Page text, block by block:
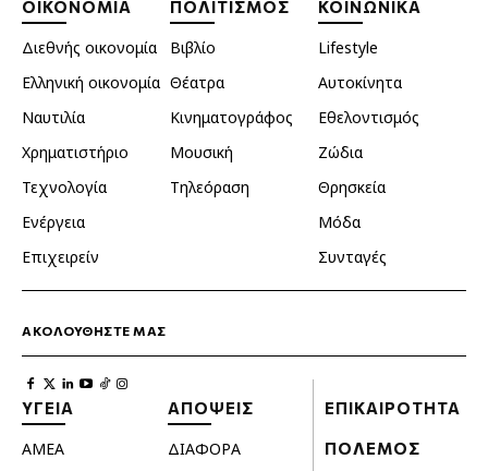
ΟΙΚΟΝΟΜΙΑ
Διεθνής οικονομία
Ελληνική οικονομία
Ναυτιλία
Χρηματιστήριο
Τεχνολογία
Ενέργεια
Επιχειρείν
ΠΟΛΙΤΙΣΜΟΣ
Βιβλίο
Θέατρα
Κινηματογράφος
Μουσική
Τηλεόραση
ΚΟΙΝΩΝΙΚΑ
Lifestyle
Αυτοκίνητα
Εθελοντισμός
Ζώδια
Θρησκεία
Μόδα
Συνταγές
ΑΚΟΛΟΥΘΗΣΤΕ ΜΑΣ
ΥΓΕΙΑ
ΑΜΕΑ
ΑΠΟΨΕΙΣ
ΔΙΑΦΟΡΑ
ΕΠΙΚΑΙΡΟΤΗΤΑ
ΠΟΛΕΜΟΣ